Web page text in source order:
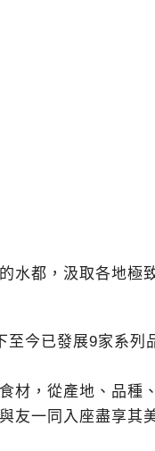
水都，汲取各地極
至今已發展9家系列
，從產地、品
一同入座盡享